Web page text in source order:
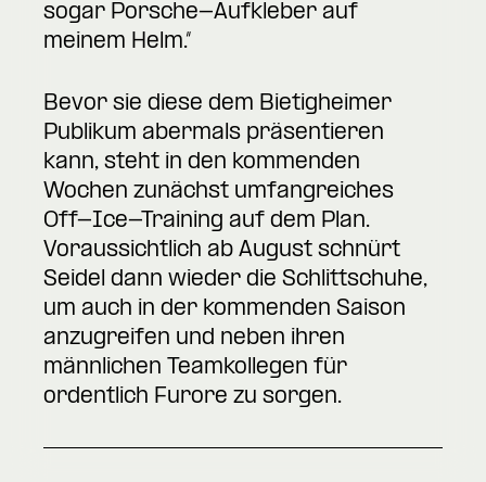
sogar Porsche-Aufkleber auf
meinem Helm.“
Bevor sie diese dem Bietigheimer
Publikum abermals präsentieren
kann, steht in den kommenden
Wochen zunächst umfangreiches
Off-Ice-Training auf dem Plan.
Voraussichtlich ab August schnürt
Seidel dann wieder die Schlittschuhe,
um auch in der kommenden Saison
anzugreifen und neben ihren
männlichen Teamkollegen für
ordentlich Furore zu sorgen.